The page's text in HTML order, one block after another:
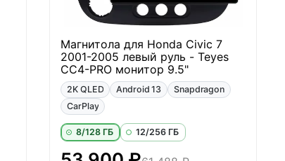
Магнитола для Honda Civic 7
2001-2005 левый руль - Teyes
CC4-PRO монитор 9.5"
2K QLED Android 13
Snapdragon
CarPlay
8/128 ГБ 12/256 ГБ